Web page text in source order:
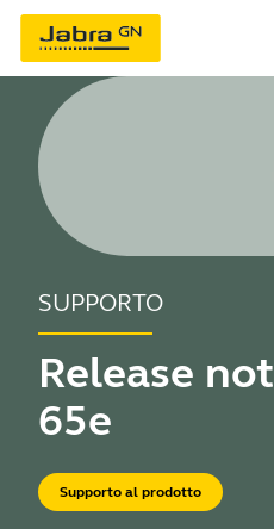
SUPPORTO
Release
65e
Supporto al prodotto